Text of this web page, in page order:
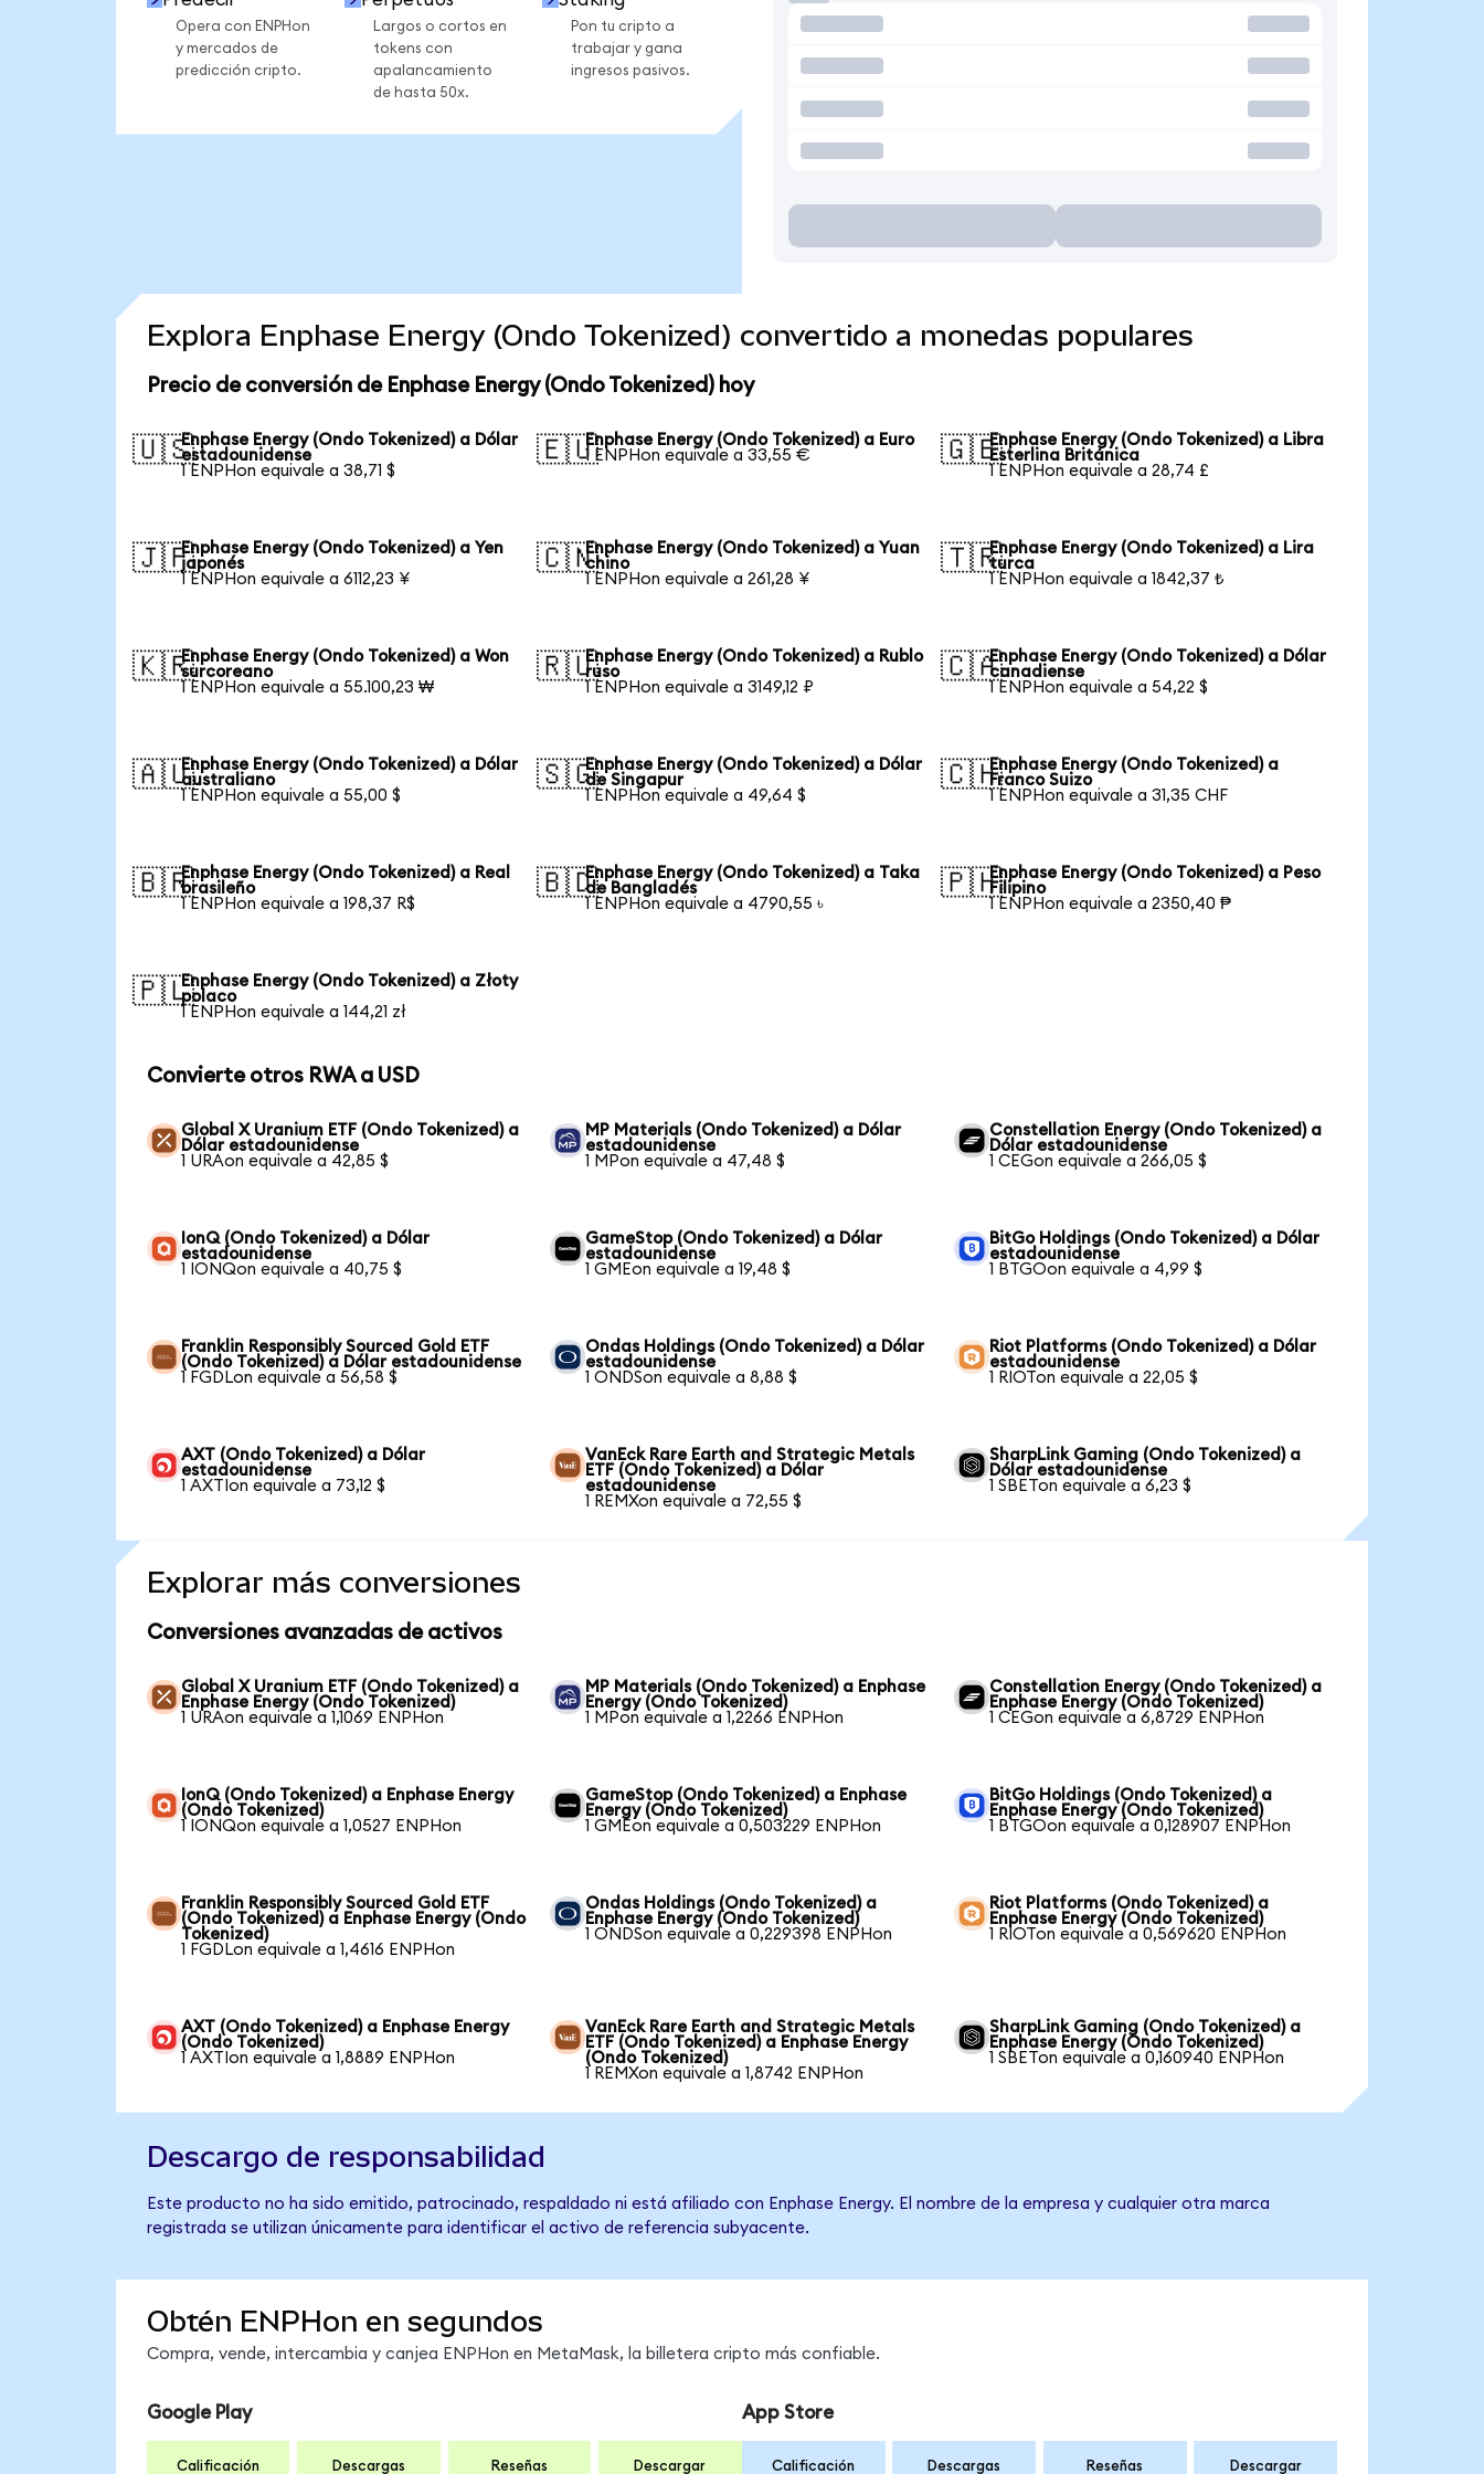
Opera con ENPHon
y mercados de
predicción cripto.
Largos o cortos en
tokens con
apalancamiento
de hasta 50x.
Pon tu cripto a
trabajar y gana
ingresos pasivos.
Explora Enphase Energy (Ondo Tokenized) convertido a monedas populares
Precio de conversión de Enphase Energy (Ondo Tokenized) hoy
🇺🇸Enphase Energy (Ondo Tokenized) a Dólar
estadounidense
1 ENPHon equivale a 38,71 $
🇪🇺Enphase Energy (Ondo Tokenized) a Euro
1 ENPHon equivale a 33,55 €
🇬🇧Enphase Energy (Ondo Tokenized) a Libra
Esterlina Británica
1 ENPHon equivale a 28,74 £
🇯🇵Enphase Energy (Ondo Tokenized) a Yen
japonés
1 ENPHon equivale a 6112,23 ¥
🇨🇳Enphase Energy (Ondo Tokenized) a Yuan
chino
1 ENPHon equivale a 261,28 ¥
🇹🇷Enphase Energy (Ondo Tokenized) a Lira
turca
1 ENPHon equivale a 1842,37 ₺
🇰🇷Enphase Energy (Ondo Tokenized) a Won
surcoreano
1 ENPHon equivale a 55.100,23 ₩
🇷🇺Enphase Energy (Ondo Tokenized) a Rublo
ruso
1 ENPHon equivale a 3149,12 ₽
🇨🇦Enphase Energy (Ondo Tokenized) a Dólar
canadiense
1 ENPHon equivale a 54,22 $
🇦🇺Enphase Energy (Ondo Tokenized) a Dólar
australiano
1 ENPHon equivale a 55,00 $
🇸🇬Enphase Energy (Ondo Tokenized) a Dólar
de Singapur
1 ENPHon equivale a 49,64 $
🇨🇭Enphase Energy (Ondo Tokenized) a
Franco Suizo
1 ENPHon equivale a 31,35 CHF
🇧🇷Enphase Energy (Ondo Tokenized) a Real
brasileño
1 ENPHon equivale a 198,37 R$
🇧🇩Enphase Energy (Ondo Tokenized) a Taka
de Bangladés
1 ENPHon equivale a 4790,55 ৳
🇵🇭Enphase Energy (Ondo Tokenized) a Peso
Filipino
1 ENPHon equivale a 2350,40 ₱
🇵🇱Enphase Energy (Ondo Tokenized) a Złoty
polaco
1 ENPHon equivale a 144,21 zł
Convierte otros RWA a USD
Global X Uranium ETF (Ondo Tokenized) a
Dólar estadounidense
1 URAon equivale a 42,85 $
MP Materials (Ondo Tokenized) a Dólar
estadounidense
1 MPon equivale a 47,48 $
Constellation Energy (Ondo Tokenized) a
Dólar estadounidense
1 CEGon equivale a 266,05 $
IonQ (Ondo Tokenized) a Dólar
estadounidense
1 IONQon equivale a 40,75 $
GameStop (Ondo Tokenized) a Dólar
estadounidense
1 GMEon equivale a 19,48 $
BitGo Holdings (Ondo Tokenized) a Dólar
estadounidense
1 BTGOon equivale a 4,99 $
Franklin Responsibly Sourced Gold ETF
(Ondo Tokenized) a Dólar estadounidense
1 FGDLon equivale a 56,58 $
Ondas Holdings (Ondo Tokenized) a Dólar
estadounidense
1 ONDSon equivale a 8,88 $
Riot Platforms (Ondo Tokenized) a Dólar
estadounidense
1 RIOTon equivale a 22,05 $
AXT (Ondo Tokenized) a Dólar
estadounidense
1 AXTIon equivale a 73,12 $
VanEck Rare Earth and Strategic Metals
ETF (Ondo Tokenized) a Dólar
estadounidense
1 REMXon equivale a 72,55 $
SharpLink Gaming (Ondo Tokenized) a
Dólar estadounidense
1 SBETon equivale a 6,23 $
Explorar más conversiones
Conversiones avanzadas de activos
Global X Uranium ETF (Ondo Tokenized) a
Enphase Energy (Ondo Tokenized)
1 URAon equivale a 1,1069 ENPHon
MP Materials (Ondo Tokenized) a Enphase
Energy (Ondo Tokenized)
1 MPon equivale a 1,2266 ENPHon
Constellation Energy (Ondo Tokenized) a
Enphase Energy (Ondo Tokenized)
1 CEGon equivale a 6,8729 ENPHon
IonQ (Ondo Tokenized) a Enphase Energy
(Ondo Tokenized)
1 IONQon equivale a 1,0527 ENPHon
GameStop (Ondo Tokenized) a Enphase
Energy (Ondo Tokenized)
1 GMEon equivale a 0,503229 ENPHon
BitGo Holdings (Ondo Tokenized) a
Enphase Energy (Ondo Tokenized)
1 BTGOon equivale a 0,128907 ENPHon
Franklin Responsibly Sourced Gold ETF
(Ondo Tokenized) a Enphase Energy (Ondo
Tokenized)
1 FGDLon equivale a 1,4616 ENPHon
Ondas Holdings (Ondo Tokenized) a
Enphase Energy (Ondo Tokenized)
1 ONDSon equivale a 0,229398 ENPHon
Riot Platforms (Ondo Tokenized) a
Enphase Energy (Ondo Tokenized)
1 RIOTon equivale a 0,569620 ENPHon
AXT (Ondo Tokenized) a Enphase Energy
(Ondo Tokenized)
1 AXTIon equivale a 1,8889 ENPHon
VanEck Rare Earth and Strategic Metals
ETF (Ondo Tokenized) a Enphase Energy
(Ondo Tokenized)
1 REMXon equivale a 1,8742 ENPHon
SharpLink Gaming (Ondo Tokenized) a
Enphase Energy (Ondo Tokenized)
1 SBETon equivale a 0,160940 ENPHon
Descargo de responsabilidad
Este producto no ha sido emitido, patrocinado, respaldado ni está afiliado con Enphase Energy. El nombre de la empresa y cualquier otra marca
registrada se utilizan únicamente para identificar el activo de referencia subyacente.
Obtén ENPHon en segundos
Compra, vende, intercambia y canjea ENPHon en MetaMask, la billetera cripto más confiable.
Google Play
Calificación Descargas Reseñas Descargar
App Store
Calificación Descargas Reseñas Descargar